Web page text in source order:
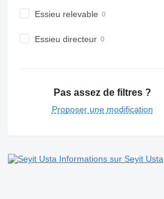
Essieu relevable
Essieu directeur
Pas assez de filtres ?
Proposer une modification
Informations sur Seyit Usta